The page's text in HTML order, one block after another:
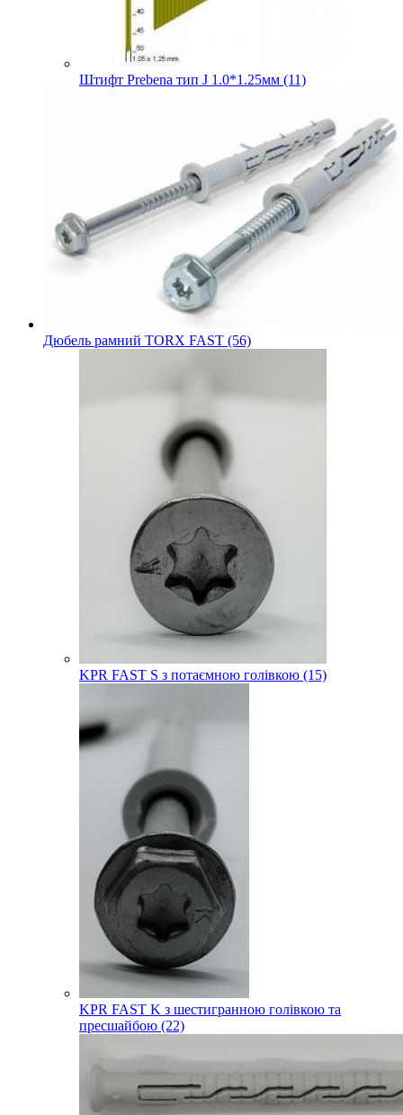
Штифт Prebena тип J 1.0*1.25мм (11)
Дюбель рамний TORX FAST (56)
KPR FAST S з потаємною голівкою (15)
KPR FAST K з шестигранною голівкою та
пресшайбою (22)